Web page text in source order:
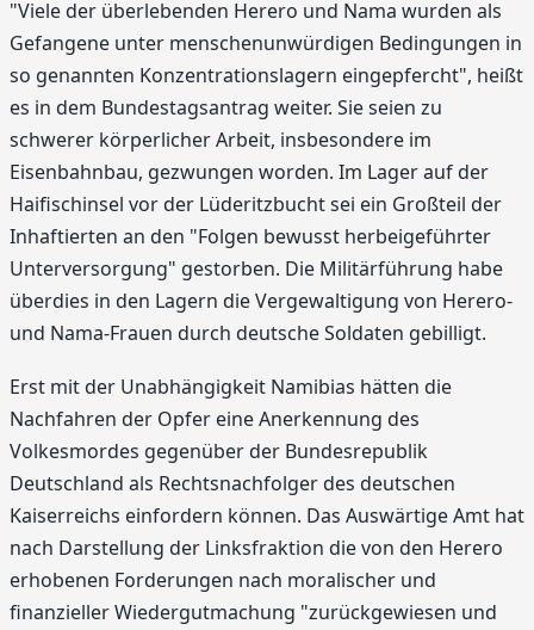
"Viele der überlebenden Herero und Nama wurden als
Gefangene unter menschenunwürdigen Bedingungen in
so genannten Konzentrationslagern eingepfercht", heißt
es in dem Bundestagsantrag weiter. Sie seien zu
schwerer körperlicher Arbeit, insbesondere im
Eisenbahnbau, gezwungen worden. Im Lager auf der
Haifischinsel vor der Lüderitzbucht sei ein Großteil der
Inhaftierten an den "Folgen bewusst herbeigeführter
Unterversorgung" gestorben. Die Militärführung habe
überdies in den Lagern die Vergewaltigung von Herero-
und Nama-Frauen durch deutsche Soldaten gebilligt.
Erst mit der Unabhängigkeit Namibias hätten die
Nachfahren der Opfer eine Anerkennung des
Volkesmordes gegenüber der Bundesrepublik
Deutschland als Rechtsnachfolger des deutschen
Kaiserreichs einfordern können. Das Auswärtige Amt hat
nach Darstellung der Linksfraktion die von den Herero
erhobenen Forderungen nach moralischer und
finanzieller Wiedergutmachung "zurückgewiesen und